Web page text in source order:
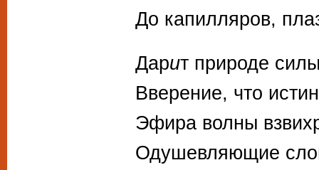
До капилляров,
Дарит природе
Вверение, что
Эфира волны
Одушевляющие